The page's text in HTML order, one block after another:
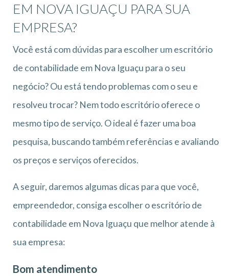
EM NOVA IGUAÇU PARA SUA
EMPRESA?
Você está com dúvidas para escolher um escritório
de contabilidade em Nova Iguaçu para o seu
negócio? Ou está tendo problemas com o seu e
resolveu trocar? Nem todo escritório oferece o
mesmo tipo de serviço. O ideal é fazer uma boa
pesquisa, buscando também referências e avaliando
os preços e serviços oferecidos.
A seguir, daremos algumas dicas para que você,
empreendedor, consiga escolher o escritório de
contabilidade em Nova Iguaçu que melhor atende à
sua empresa:
Bom atendimento